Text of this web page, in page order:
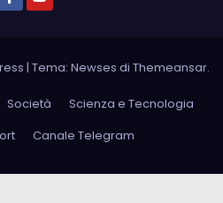
| Tema: Newses di Themeansar.
Società
Scienza e Tecnologia
Canale Telegram